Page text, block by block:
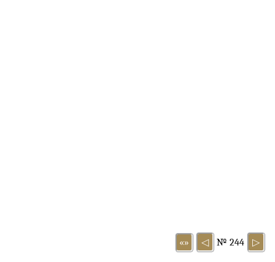
«» ◁ № 244 ▷